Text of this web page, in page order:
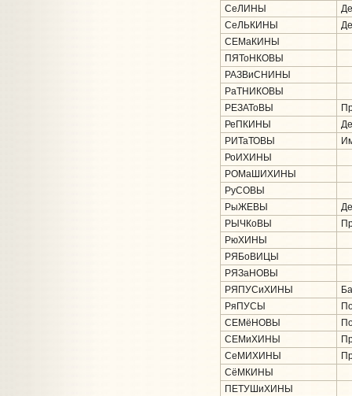
СеЛИНЫ
СеЛЬКИНЫ
СЕМаКИНЫ
ПЯТоНКОВЫ
РАЗВиСНИНЫ
РаТНИКОВЫ
РЕЗАТоВЫ
РеПКИНЫ
РИТаТОВЫ
РоИХИНЫ
РОМаШИХИНЫ
РуСОВЫ
РыЖЕВЫ
РЫЧКоВЫ
РюХИНЫ
РЯБоВИЦЫ
РЯЗаНОВЫ
РЯПУСиХИНЫ
РяПУСЫ
СЕМёНОВЫ
СЕМиХИНЫ
СеМИХИНЫ
СёМКИНЫ
ПЕТУШиХИНЫ